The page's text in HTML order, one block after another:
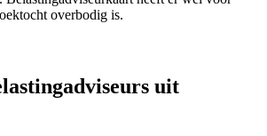
overbodig is.
uit